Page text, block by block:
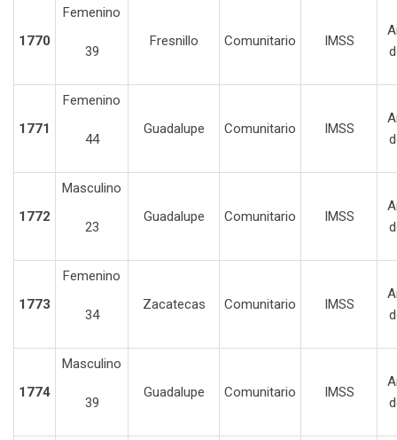
1770
Femenino
39
Fresnillo Comunitario IMSS
1771
Femenino
44
Guadalupe Comunitario IMSS
1772
Masculino
23
Guadalupe Comunitario IMSS
1773
Femenino
34
Zacatecas Comunitario IMSS
1774
Masculino
39
Guadalupe Comunitario IMSS